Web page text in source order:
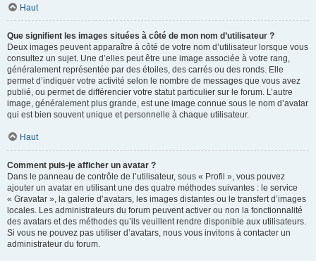
Haut
Que signifient les images situées à côté de mon nom d’utilisateur ?
Deux images peuvent apparaître à côté de votre nom d’utilisateur lorsque vous
consultez un sujet. Une d’elles peut être une image associée à votre rang,
généralement représentée par des étoiles, des carrés ou des ronds. Elle
permet d’indiquer votre activité selon le nombre de messages que vous avez
publié, ou permet de différencier votre statut particulier sur le forum. L’autre
image, généralement plus grande, est une image connue sous le nom d’avatar
qui est bien souvent unique et personnelle à chaque utilisateur.
Haut
Comment puis-je afficher un avatar ?
Dans le panneau de contrôle de l’utilisateur, sous « Profil », vous pouvez
ajouter un avatar en utilisant une des quatre méthodes suivantes : le service
« Gravatar », la galerie d’avatars, les images distantes ou le transfert d’images
locales. Les administrateurs du forum peuvent activer ou non la fonctionnalité
des avatars et des méthodes qu’ils veuillent rendre disponible aux utilisateurs.
Si vous ne pouvez pas utiliser d’avatars, nous vous invitons à contacter un
administrateur du forum.